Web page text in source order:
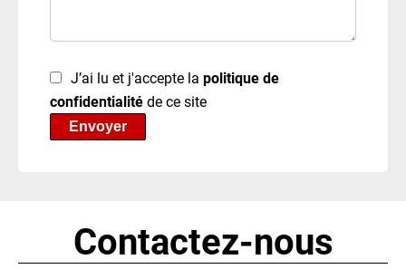
J’ai lu et j'accepte la politique de
confidentialitéde ce site
Envoyer
Contactez-nous